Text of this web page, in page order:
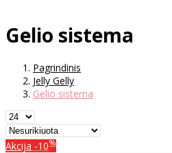
Gelio sistema
Pagrindinis
Jelly Gelly
Gelio sistema
Akcija -10%